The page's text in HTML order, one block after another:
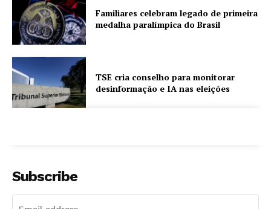
Familiares celebram legado de primeira
medalha paralímpica do Brasil
TSE cria conselho para monitorar
desinformação e IA nas eleições
Subscribe